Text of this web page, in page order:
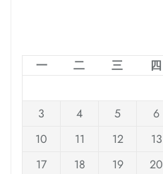
一
二 三 四
3
4 5 6
10
11 12 13
17
18 19 20